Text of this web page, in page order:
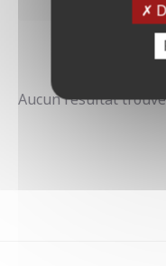
Aucun résultat